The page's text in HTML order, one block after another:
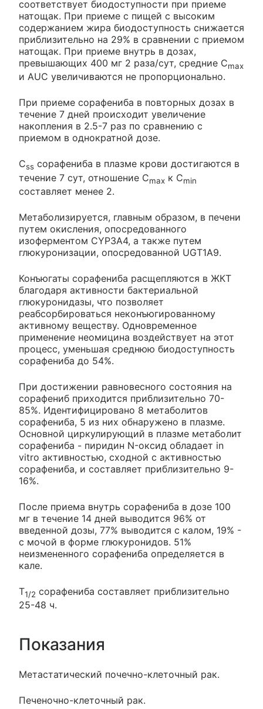
соответствует биодоступности при приеме
натощак. При приеме с пищей с высоким
содержанием жира биодоступность снижается
приблизительно на 29% в сравнении с приемом
натощак. При приеме внутрь в дозах,
превышающих 400 мг 2 раза/сут, средние Cmax
и AUC увеличиваются не пропорционально.
При приеме сорафениба в повторных дозах в
течение 7 дней происходит увеличение
накопления в 2.5-7 раз по сравнению с
приемом в однократной дозе.
Css сорафениба в плазме крови достигаются в
течение 7 сут, отношение Cmax к Cmin
составляет менее 2.
Метаболизируется, главным образом, в печени
путем окисления, опосредованного
изоферментом CYP3A4, а также путем
глюкуронизации, опосредованной UGT1A9.
Конъюгаты сорафениба расщепляются в ЖКТ
благодаря активности бактериальной
глюкуронидазы, что позволяет
реабсорбироваться неконъюгированному
активному веществу. Одновременное
применение неомицина воздействует на этот
процесс, уменьшая среднюю биодоступность
сорафениба до 54%.
При достижении равновесного состояния на
сорафениб приходится приблизительно 70-
85%. Идентифицировано 8 метаболитов
сорафениба, 5 из них обнаружено в плазме.
Основной циркулирующий в плазме метаболит
сорафениба - пиридин N-оксид обладает in
vitro активностью, сходной с активностью
сорафениба, и составляет приблизительно 9-
16%.
После приема внутрь сорафениба в дозе 100
мг в течение 14 дней выводится 96% от
введенной дозы, 77% выводится с калом, 19% -
с мочой в форме глюкуронидов. 51%
неизмененного сорафениба определяется в
кале.
T1/2 сорафениба составляет приблизительно
25-48 ч.
Показания
Метастатический почечно-клеточный рак.
Печеночно-клеточный рак.